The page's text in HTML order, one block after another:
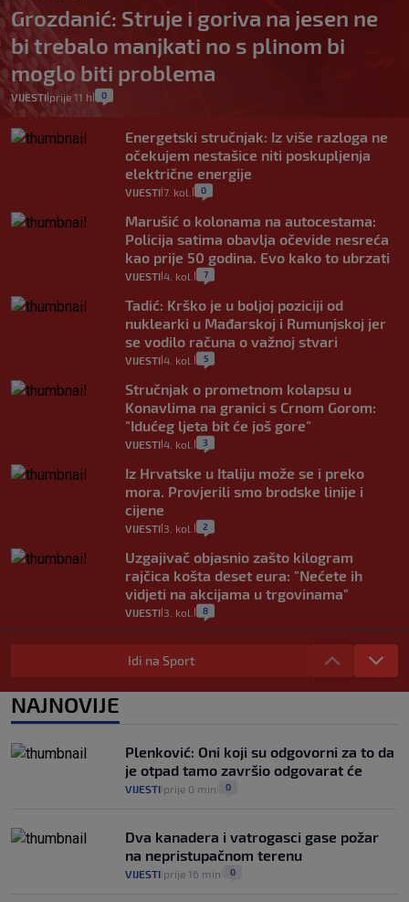
Grozdanić: Struje i goriva na jesen ne
bi trebalo manjkati no s plinom bi
moglo biti problema
VIJESTI| prije 11 h 0
Energetski stručnjak: Iz više razloga ne
očekujem nestašice niti poskupljenja
električne energije
VIJESTI 7. kol. 0
Marušić o kolonama na autocestama:
Policija satima obavlja očevide nesreća
kao prije 50 godina. Evo kako to ubrzati
VIJESTI 4. kol. 7
Tadić: Krško je u boljoj poziciji od
nuklearki u Mađarskoj i Rumunjskoj jer
se vodilo računa o važnoj stvari
VIJESTI 4. kol. 5
Stručnjak o prometnom kolapsu u
Konavlima na granici s Crnom Gorom:
"Idućeg ljeta bit će još gore"
VIJESTI 4. kol. 3
Iz Hrvatske u Italiju može se i preko
mora. Provjerili smo brodske linije i
cijene
VIJESTI 3. kol. 2
Uzgajivač objasnio zašto kilogram
rajčica košta deset eura: "Nećete ih
vidjeti na akcijama u trgovinama"
VIJESTI 3. kol. 8
Selidba je jedno od stresnijih iskustava.
Evo aktualnih cijena i nekoliko savjeta
VIJESTI 2. kol. 0
automobilom na Hvar iz Zagreba, a
koliko iz Osijeka
VIJESTI 2. kol. 14
Idi na Sport
NAJNOVIJE
Plenković: Oni koji su odgovorni za to da
je otpad tamo završio odgovarat će
VIJESTI prije 0 min 0
Dva kanadera i vatrogasci gase požar
na nepristupačnom terenu
VIJESTI prije 16 min 0